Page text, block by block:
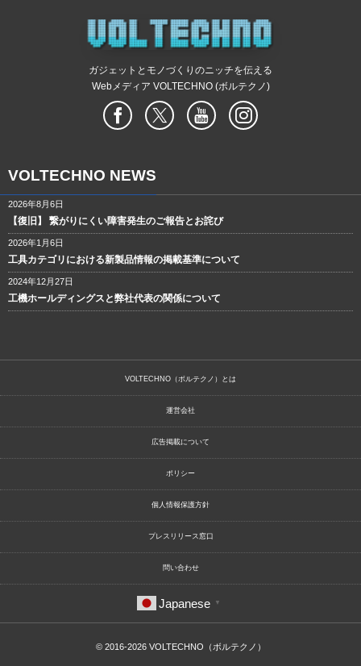
ガジェットとモノづくりのニッチを伝える
Webメディア VOLTECHNO (ボルテクノ)
VOLTECHNO NEWS
2026年8月6日
【復旧】 繋がりにくい障害発生のご報告とお詫び
2026年1月6日
工具カテゴリにおける新製品情報の掲載基準について
2024年12月27日
工機ホールディングスと弊社代表の関係について
VOLTECHNO（ボルテクノ）とは
運営会社
広告掲載について
ポリシー
個人情報保護方針
プレスリリース窓口
問い合わせ
Japanese ▼
© 2016-2026 VOLTECHNO（ボルテクノ）